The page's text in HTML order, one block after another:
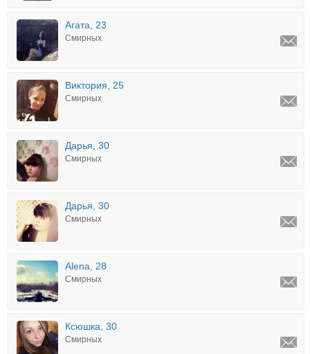
Агата, 23
Смирных
Виктория, 25
Смирных
Дарья, 30
Смирных
Дарья, 30
Смирных
Alena, 28
Смирных
Ксюшка, 30
Смирных